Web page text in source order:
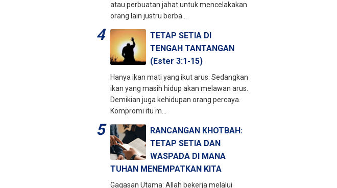
atau perbuatan jahat untuk mencelakakan
orang lain justru berba...
TETAP SETIA DI
TENGAH TANTANGAN
(Ester 3:1-15)
Hanya ikan mati yang ikut arus. Sedangkan
ikan yang masih hidup akan melawan arus.
Demikian juga kehidupan orang percaya.
Kompromi itu m...
RANCANGAN KHOTBAH:
TETAP SETIA DAN
WASPADA DI MANA
TUHAN MENEMPATKAN KITA
Gagasan Utama: Allah bekerja melalui